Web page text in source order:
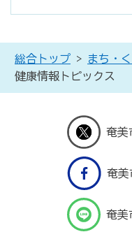
総合トップ > まち・
健康情報トピックス
奄美
奄美
奄美